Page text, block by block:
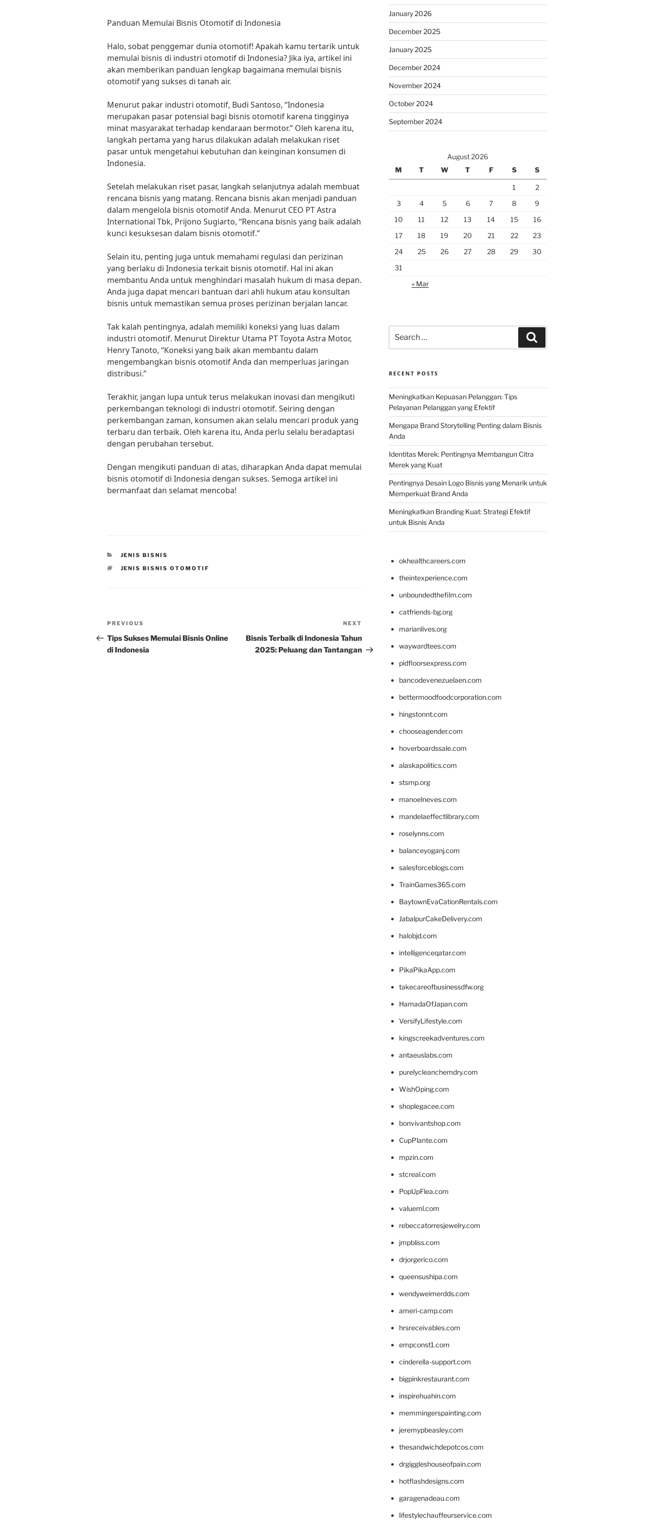
Panduan Memulai Bisnis Otomotif di Indonesia
Halo, sobat penggemar dunia otomotif! Apakah kamu tertarik untuk
memulai bisnis di industri otomotif di Indonesia? Jika iya, artikel ini
akan memberikan panduan lengkap bagaimana memulai bisnis
otomotif yang sukses di tanah air.
Menurut pakar industri otomotif, Budi Santoso, “Indonesia
merupakan pasar potensial bagi bisnis otomotif karena tingginya
minat masyarakat terhadap kendaraan bermotor.” Oleh karena itu,
langkah pertama yang harus dilakukan adalah melakukan riset
pasar untuk mengetahui kebutuhan dan keinginan konsumen di
Indonesia.
Setelah melakukan riset pasar, langkah selanjutnya adalah membuat
rencana bisnis yang matang. Rencana bisnis akan menjadi panduan
dalam mengelola bisnis otomotif Anda. Menurut CEO PT Astra
International Tbk, Prijono Sugiarto, “Rencana bisnis yang baik adalah
kunci kesuksesan dalam bisnis otomotif.”
Selain itu, penting juga untuk memahami regulasi dan perizinan
yang berlaku di Indonesia terkait bisnis otomotif. Hal ini akan
membantu Anda untuk menghindari masalah hukum di masa depan.
Anda juga dapat mencari bantuan dari ahli hukum atau konsultan
bisnis untuk memastikan semua proses perizinan berjalan lancar.
Tak kalah pentingnya, adalah memiliki koneksi yang luas dalam
industri otomotif. Menurut Direktur Utama PT Toyota Astra Motor,
Henry Tanoto, “Koneksi yang baik akan membantu dalam
mengembangkan bisnis otomotif Anda dan memperluas jaringan
distribusi.”
Terakhir, jangan lupa untuk terus melakukan inovasi dan mengikuti
perkembangan teknologi di industri otomotif. Seiring dengan
perkembangan zaman, konsumen akan selalu mencari produk yang
terbaru dan terbaik. Oleh karena itu, Anda perlu selalu beradaptasi
dengan perubahan tersebut.
Dengan mengikuti panduan di atas, diharapkan Anda dapat memulai
bisnis otomotif di Indonesia dengan sukses. Semoga artikel ini
bermanfaat dan selamat mencoba!
CATEGORIES
JENIS BISNIS
TAGS
JENIS BISNIS OTOMOTIF
Post
navigation
Previous
Post
PREVIOUS
Tips Sukses Memulai Bisnis Online
di Indonesia
Post
NEXT
Bisnis Terbaik di Indonesia Tahun
2025: Peluang dan Tantangan
January 2026
December 2025
January 2025
December 2024
November 2024
October 2024
September 2024
August 2026
M
T W T F S S
1
2
3
4 5 6 7 8
9
10
11 12 13 14 15
16
17
18 19 20 21 22
23
24
25 26 27 28 29
30
31
« Mar
for:
RECENT POSTS
Meningkatkan Kepuasan Pelanggan: Tips
Pelayanan Pelanggan yang Efektif
Mengapa Brand Storytelling Penting dalam Bisnis
Anda
Identitas Merek: Pentingnya Membangun Citra
Merek yang Kuat
Pentingnya Desain Logo Bisnis yang Menarik untuk
Memperkuat Brand Anda
Meningkatkan Branding Kuat: Strategi Efektif
untuk Bisnis Anda
okhealthcareers.com
theintexperience.com
unboundedthefilm.com
catfriends-bg.org
marianlives.org
waywardtees.com
pidfloorsexpress.com
bancodevenezuelaen.com
bettermoodfoodcorporation.com
hingstonnt.com
chooseagender.com
hoverboardssale.com
alaskapolitics.com
stsmp.org
manoelneves.com
mandelaeffectlibrary.com
roselynns.com
balanceyoganj.com
salesforceblogs.com
TrainGames365.com
BaytownEvaCationRentals.com
JabalpurCakeDelivery.com
halobjd.com
intelligenceqatar.com
PikaPikaApp.com
takecareofbusinessdfw.org
HamadaOfJapan.com
VersifyLifestyle.com
kingscreekadventures.com
antaeuslabs.com
purelycleanchemdry.com
WishOping.com
shoplegacee.com
bonvivantshop.com
CupPlante.com
mpzin.com
stcreal.com
PopUpFlea.com
valueml.com
rebeccatorresjewelry.com
jmpbliss.com
drjorgerico.com
queensushipa.com
wendyweimerdds.com
ameri-camp.com
hrsreceivables.com
empconst1.com
cinderella-support.com
bigpinkrestaurant.com
inspirehuahin.com
memmingerspainting.com
jeremypbeasley.com
thesandwichdepotcos.com
drgiggleshouseofpain.com
hotflashdesigns.com
garagenadeau.com
lifestylechauffeurservice.com